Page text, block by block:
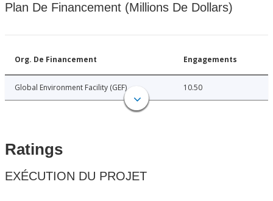
Plan De Financement (Millions De Dollars)
Org. De Financement Engagements
Global Environment Facility (GEF) 10.50
Ratings
EXÉCUTION DU PROJET